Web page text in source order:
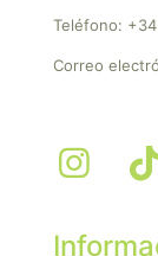
Teléfono:
Correo